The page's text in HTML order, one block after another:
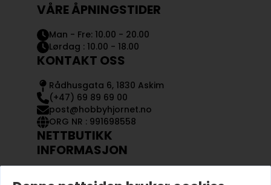
VÅRE ÅPNINGSTIDER
Man - Fre: 10.00 - 20.00
Lørdag : 10.00 - 18.00
KONTAKT OSS
Rådhusgata 6, 1830 Askim
(+47) 69 89 69 00
post@hobbyhjornet.no
ORG NR : 991698558
NETTBUTIKK
INFORMASJON